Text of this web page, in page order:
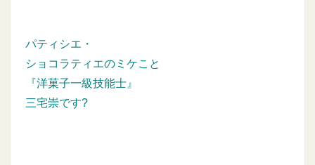
パティシエ・
ショコラティエのミケこと
『洋菓子一級技能士』
三宅崇です?